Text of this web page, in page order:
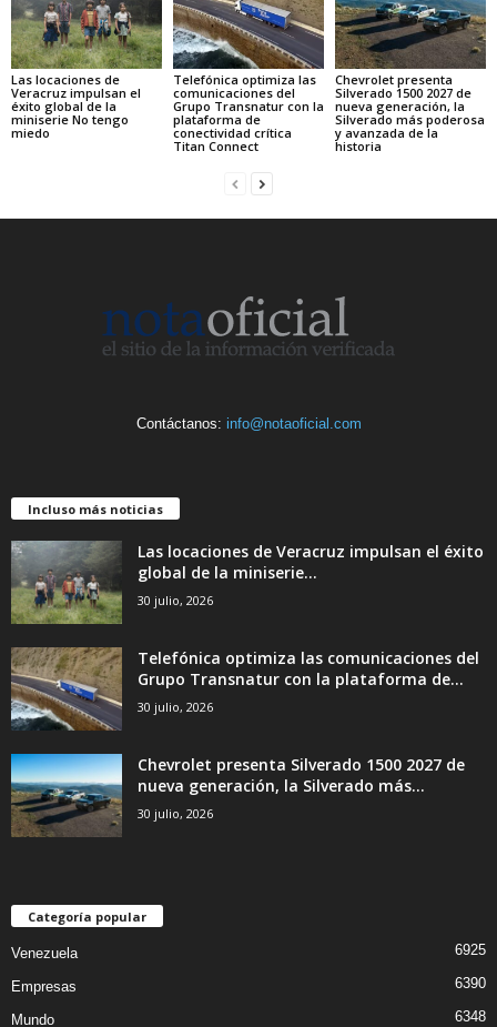
Las locaciones de
Veracruz impulsan el
éxito global de la
miniserie No tengo
miedo
Telefónica optimiza las
comunicaciones del
Grupo Transnatur con la
plataforma de
conectividad crítica
Titan Connect
Chevrolet presenta
Silverado 1500 2027 de
nueva generación, la
Silverado más poderosa
y avanzada de la
historia
Contáctanos: info@notaoficial.com
Incluso más noticias
Las locaciones de Veracruz impulsan el éxito
global de la miniserie...
30 julio, 2026
Telefónica optimiza las comunicaciones del
Grupo Transnatur con la plataforma de...
30 julio, 2026
Chevrolet presenta Silverado 1500 2027 de
nueva generación, la Silverado más...
30 julio, 2026
Categoría popular
Venezuela 6925
Empresas 6390
Mundo 6348